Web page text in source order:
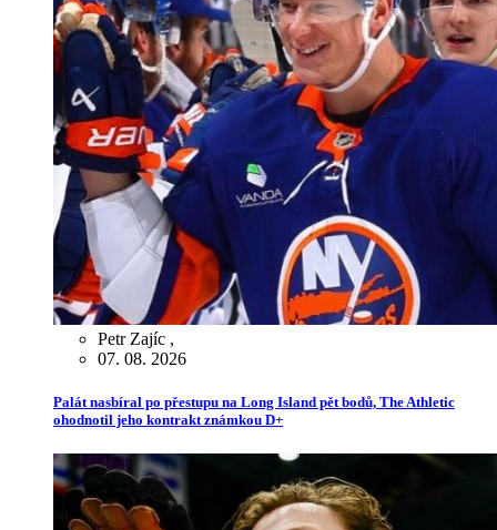
Petr Zajíc ,
07. 08. 2026
Palát nasbíral po přestupu na Long Island pět bodů, The Athletic
ohodnotil jeho kontrakt známkou D+